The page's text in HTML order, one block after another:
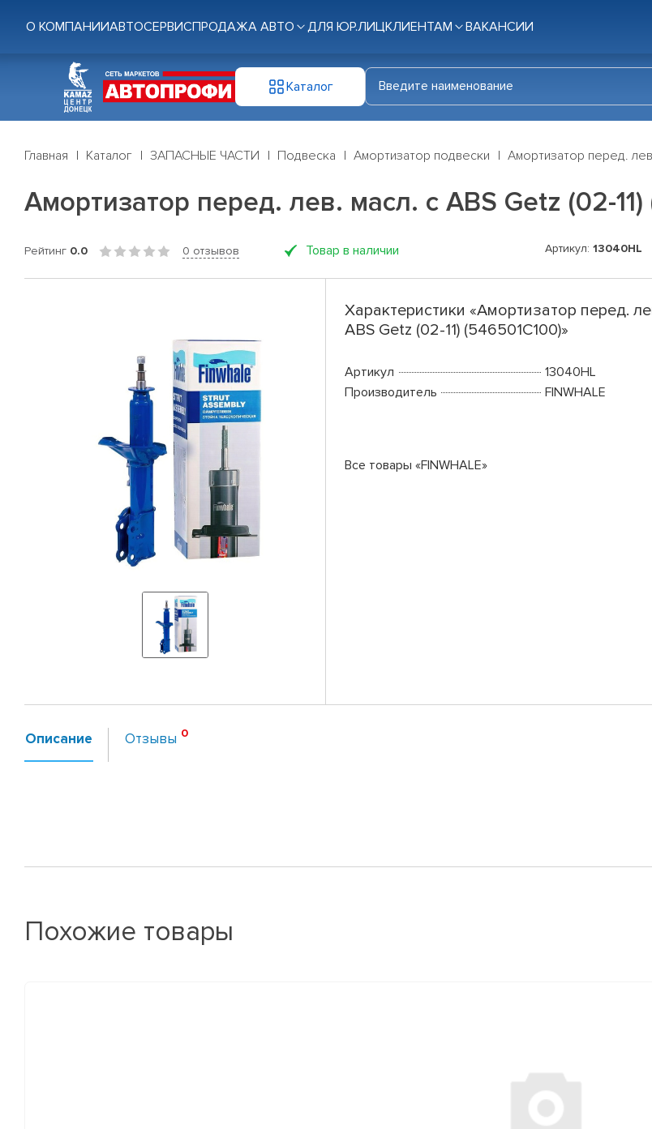
О КОМПАНИИАВТОСЕРВИСПРОДАЖА АВТО ДЛЯ ЮР.ЛИЦКЛИЕНТАМ ВАКАНСИИ
Каталог
Главная Каталог ЗАПАСНЫЕ ЧАСТИ Подвеска Амортизатор подвески Амортизатор перед.
Амортизатор перед. лев. масл. c ABS Getz (02-11)
Рейтинг 0.0 0 отзывов Товар в наличии Артикул: 13040HL
Характеристики «Амортизатор перед.
ABS Getz (02-11) (546501C100)»
Артикул
13040HL
Производитель
FINWHALE
Все товары «FINWHALE»
Описание Отзывы
Похожие товары